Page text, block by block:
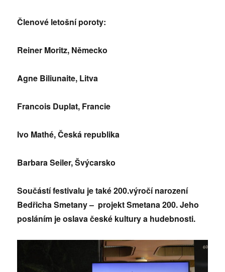
Členové letošní poroty:
Reiner Moritz, Německo
Agne Biliunaite, Litva
Francois Duplat, Francie
Ivo Mathé, Česká republika
Barbara Seiler, Švýcarsko
Součástí festivalu je také 200.výročí narození
Bedřicha Smetany – projekt Smetana 200. Jeho
posláním je oslava české kultury a hudebnosti.